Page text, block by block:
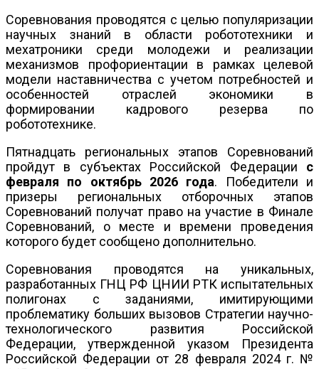
Соревнования проводятся с целью популяризации
научных знаний в области робототехники и
мехатроники среди молодежи и реализации
механизмов профориентации в рамках целевой
модели наставничества с учетом потребностей и
особенностей отраслей экономики в
формировании кадрового резерва по
робототехнике.
Пятнадцать региональных этапов Соревнований
пройдут в субъектах Российской Федерации с
февраля по октябрь 2026 года. Победители и
призеры региональных отборочных этапов
Соревнований получат право на участие в Финале
Соревнований, о месте и времени проведения
которого будет сообщено дополнительно.
Соревнования проводятся на уникальных,
разработанных ГНЦ РФ ЦНИИ РТК испытательных
полигонах с заданиями, имитирующими
проблематику больших вызовов Стратегии научно-
технологического развития Российской
Федерации, утвержденной указом Президента
Российской Федерации от 28 февраля 2024 г. №